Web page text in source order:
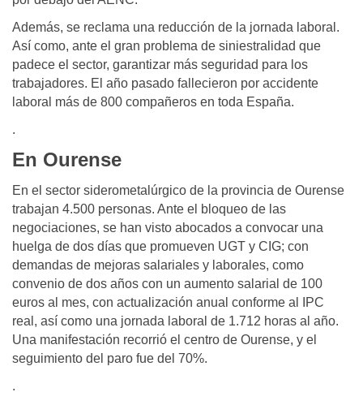
Además, se reclama una reducción de la jornada laboral.
Así como, ante el gran problema de siniestralidad que
padece el sector, garantizar más seguridad para los
trabajadores. El año pasado fallecieron por accidente
laboral más de 800 compañeros en toda España.
.
En Ourense
En el sector siderometalúrgico de la provincia de Ourense
trabajan 4.500 personas. Ante el bloqueo de las
negociaciones, se han visto abocados a convocar una
huelga de dos días que promueven UGT y CIG; con
demandas de mejoras salariales y laborales, como
convenio de dos años con un aumento salarial de 100
euros al mes, con actualización anual conforme al IPC
real, así como una jornada laboral de 1.712 horas al año.
Una manifestación recorrió el centro de Ourense, y el
seguimiento del paro fue del 70%.
.